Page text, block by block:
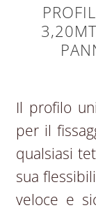
Il profilo
per il
qualsiasi
sua
veloce e